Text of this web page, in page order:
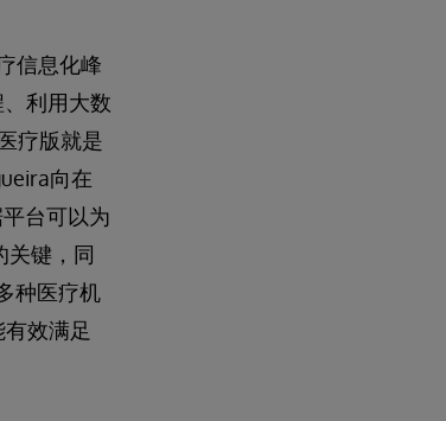
信息化峰
利用大数
疗版就是
向在
台可以为
关键，同
种医疗机
效满足